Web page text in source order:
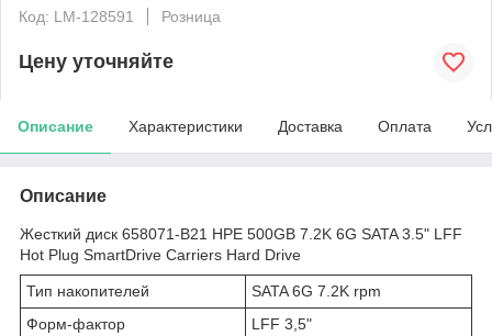
Код: LM-128591
Розница
Цену уточняйте
Описание Характеристики Доставка Оплата
Описание
Жесткий диск 658071-B21 HPE 500GB 7.2K 6G SATA 3.5" LFF
Hot Plug SmartDrive Carriers Hard Drive
Тип накопителей
SATA 6G 7.2K rpm
Форм-фактор
LFF 3,5"